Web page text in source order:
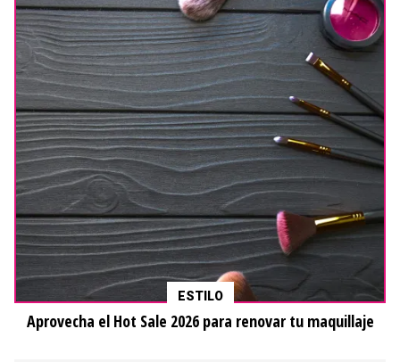
ESTILO
Aprovecha el Hot Sale 2026 para renovar tu maquillaje